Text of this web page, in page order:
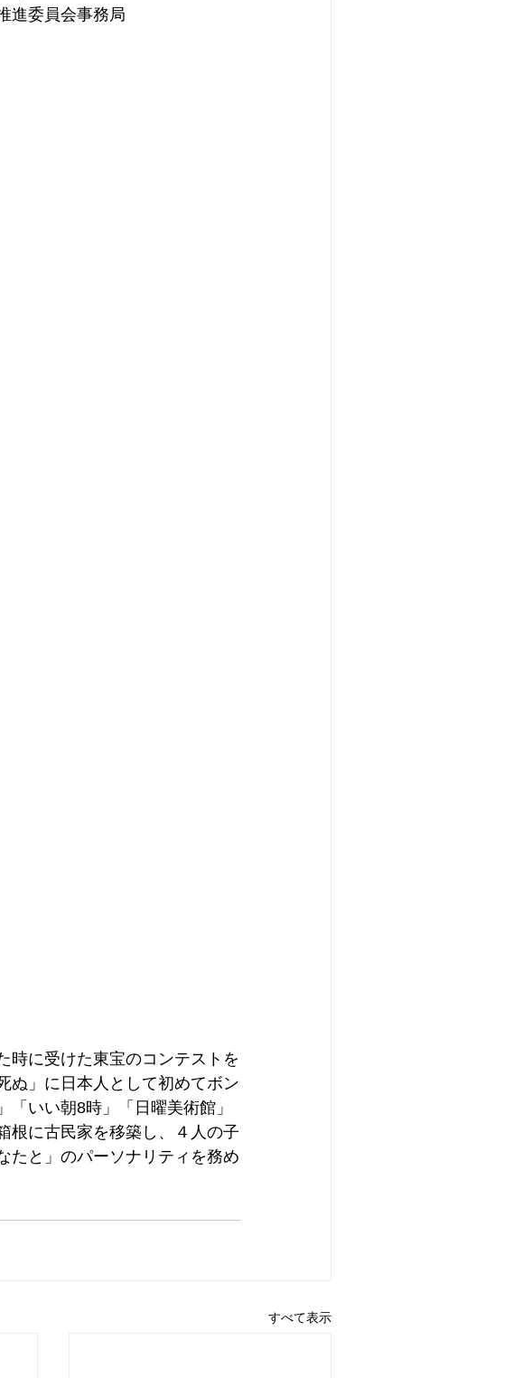
進委員会事務局
時に受けた東宝のコンテストを
ぬ」に日本人として初めてボン
いい朝8時」「日曜美術館」
根に古民家を移築し、４人の子
たと」のパーソナリティを務め
すべて表示